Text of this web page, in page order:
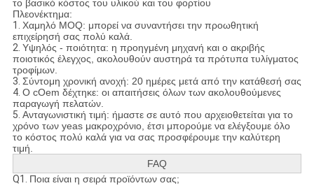
το βασικό κόστος του υλικού και του φορτίου
Πλεονέκτημα:
1. Χαμηλό MOQ: μπορεί να συναντήσει την προωθητική
επιχείρησή σας πολύ καλά.
2. Υψηλός - ποιότητα: η προηγμένη μηχανή και ο ακριβής
ποιοτικός έλεγχος, ακολουθούν αυστηρά τα πρότυπα τυλίγματος
τροφίμων.
3. Σύντομη χρονική ανοχή: 20 ημέρες μετά από την κατάθεσή σας
4. Ο cOem δέχτηκε: οι απαιτήσεις όλων των ακολουθούμενες
παραγωγή πελατών.
5. Ανταγωνιστική τιμή: ήμαστε σε αυτό που αρχειοθετείται για το
χρόνο των yeas μακροχρόνιο, έτσι μπορούμε να ελέγξουμε όλο
το κόστος πολύ καλά για να σας προσφέρουμε την καλύτερη
τιμή.
FAQ
Q1. Ποια είναι η σειρά προϊόντων σας;